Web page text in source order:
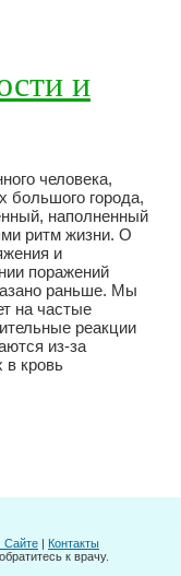
и
человека,
большого города,
наполненный
ритм жизни. О
и
поражений
раньше. Мы
на частые
реакции
из-за
в кровь
Сайте | Контакты
к врачу.